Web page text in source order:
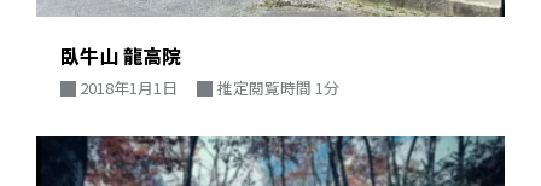
臥牛山 龍高院
2018年1月1日 推定閲覧時間 1分